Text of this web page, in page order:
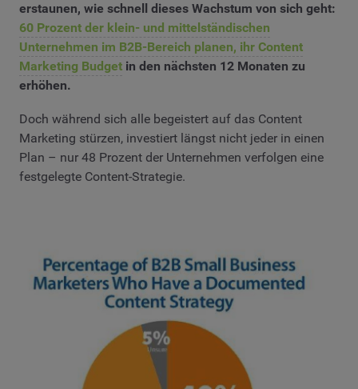
erstaunen, wie schnell dieses Wachstum von sich geht:
60 Prozent der klein- und mittelständischen
Unternehmen im B2B-Bereich planen, ihr Content
Marketing Budget in den nächsten 12 Monaten zu
erhöhen.
Doch während sich alle begeistert auf das Content
Marketing stürzen, investiert längst nicht jeder in einen
Plan – nur 48 Prozent der Unternehmen verfolgen eine
festgelegte Content-Strategie.